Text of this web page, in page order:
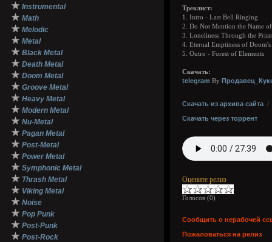
★ Instrumental
★ Math
★ Melodic
★ Metal
★ Black Metal
★ Death Metal
★ Doom Metal
★ Groove Metal
★ Heavy Metal
★ Modern Metal
★ Nu-Metal
★ Pagan Metal
★ Post-Metal
★ Power Metal
★ Symphonic Metal
★ Thrash Metal
★ Viking Metal
★ Noise
★ Pop Punk
★ Post-Punk
★ Post-Rock
Треклист:
1. Intro - Last Bell Ringing
2. Do Not Mention the Name
3. Loneliness Through the
4. Eternal Emptiness of
5. Outro - Forest of Elements
Скачать:
telegram By
Скачать из архива сайта /
Скачать через торрент
Оцените релиз
Голосов (0)
Сообщить о нерабочей
Пожаловаться на релиз